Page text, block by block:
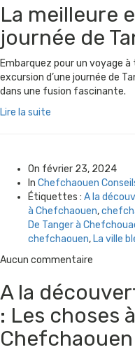
La meilleure
journée de
Embarquez pour un voyage
excursion d’une journée de
dans une fusion fascinante.
Lire la suite
On février 23, 2024
In Chefchaouen
Étiquettes : A la
à Chefchaouen,
De Tanger à
chefchaouen, La ville
Aucun commentaire
A la
: Les choses
Chefchaouen